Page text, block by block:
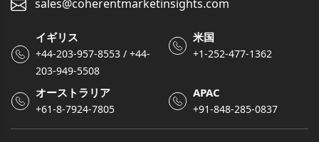
sales@coherentmarketinsights.com
イギリス
+44-203-957-8553 / +44-
203-949-5508
米国
+1-252-477-1362
オーストラリア
+61-8-7924-7805
APAC
+91-848-285-0837